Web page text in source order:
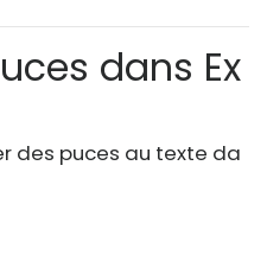
dans Ex
des puces au texte da